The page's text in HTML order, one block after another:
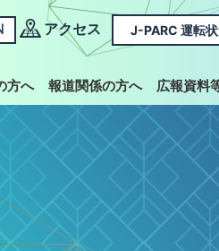
アクセス J-PARC 運転
方へ 報道関係の方へ 広報資料